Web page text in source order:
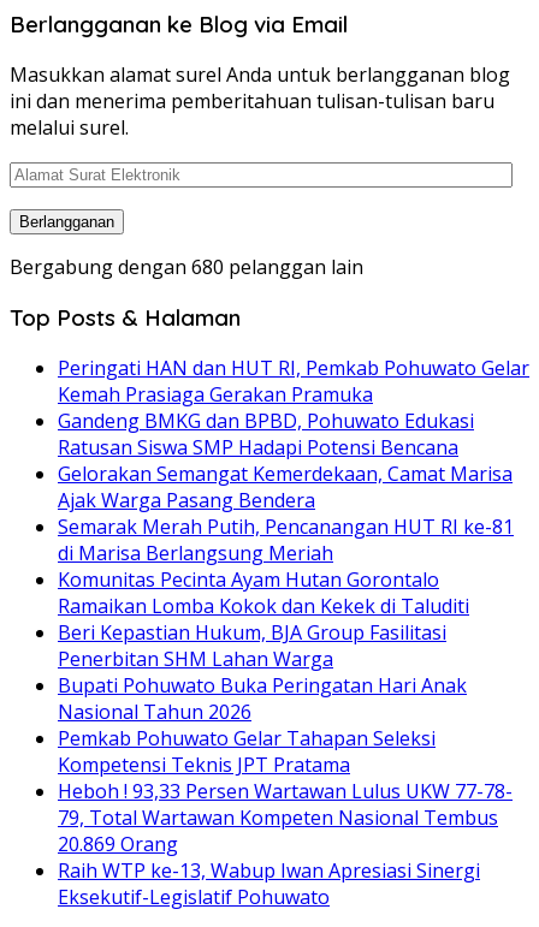
Berlangganan ke Blog via Email
Masukkan alamat surel Anda untuk berlangganan blog
ini dan menerima pemberitahuan tulisan-tulisan baru
melalui surel.
Alamat
Elektronik
Berlangganan
Bergabung dengan 680 pelanggan lain
Top Posts & Halaman
Peringati HAN dan HUT RI, Pemkab Pohuwato Gelar
Kemah Prasiaga Gerakan Pramuka
Gandeng BMKG dan BPBD, Pohuwato Edukasi
Ratusan Siswa SMP Hadapi Potensi Bencana
Gelorakan Semangat Kemerdekaan, Camat Marisa
Ajak Warga Pasang Bendera
Semarak Merah Putih, Pencanangan HUT RI ke-81
di Marisa Berlangsung Meriah
Komunitas Pecinta Ayam Hutan Gorontalo
Ramaikan Lomba Kokok dan Kekek di Taluditi
Beri Kepastian Hukum, BJA Group Fasilitasi
Penerbitan SHM Lahan Warga
Bupati Pohuwato Buka Peringatan Hari Anak
Nasional Tahun 2026
Pemkab Pohuwato Gelar Tahapan Seleksi
Kompetensi Teknis JPT Pratama
Heboh ! 93,33 Persen Wartawan Lulus UKW 77-78-
79, Total Wartawan Kompeten Nasional Tembus
20.869 Orang
Raih WTP ke-13, Wabup Iwan Apresiasi Sinergi
Eksekutif-Legislatif Pohuwato